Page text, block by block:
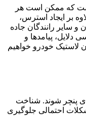
که ممکن است هر
بر ایجاد استرس،
سایر رانندگان جاده
دلایل، پیامدها و
لاستیک خودرو خواهیم
پنچر شوند. شناخت
احتمالی جلوگیری